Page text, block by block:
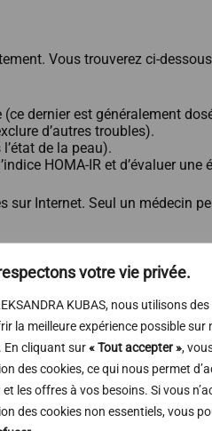
votre vie privée.
KUBAS, nous utilisons
la meilleure expérience possible sur
En cliquant sur« Tout accepter »,
des cookies, ce qui nous permet
les offres à vos besoins. Si vous
des cookies non essentiels, vous
Vous trouverez ci-
dernier est généralement
d’autres troubles).
de la peau).
HOMA-IR et d’évaluer une
sur Internet. Seul un médecin
— et pour l’acné
à l’intérieur de
l’endocrinologue ou le
les rétinoïdes (comme